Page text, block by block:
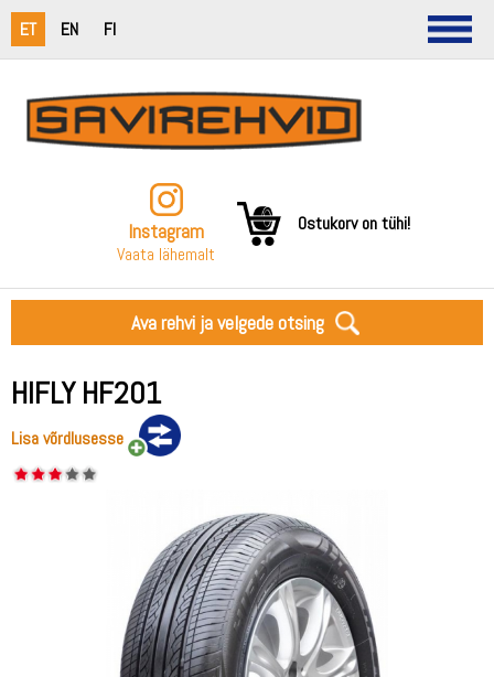
ET EN FI
Instagram
Vaata lähemalt
Ostukorv on tühi!
Ava rehvi ja velgede otsing
HIFLY HF201
Lisa võrdlusesse